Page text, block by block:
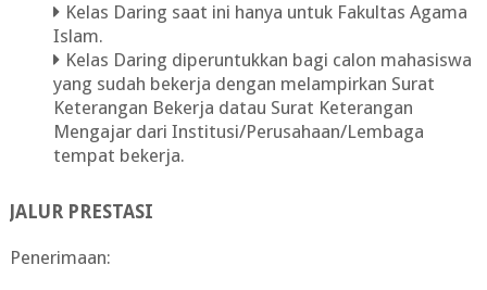
Kelas Daring saat ini hanya untuk Fakultas Agama
Islam.
Kelas Daring diperuntukkan bagi calon mahasiswa
yang sudah bekerja dengan melampirkan Surat
Keterangan Bekerja datau Surat Keterangan
Mengajar dari Institusi/Perusahaan/Lembaga
tempat bekerja.
JALUR PRESTASI
Penerimaan: